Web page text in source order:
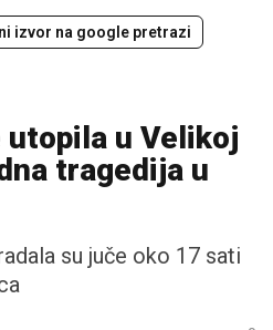
izvor na google pretrazi
utopila u Velikoj
tragedija u
su juče oko 17 sati